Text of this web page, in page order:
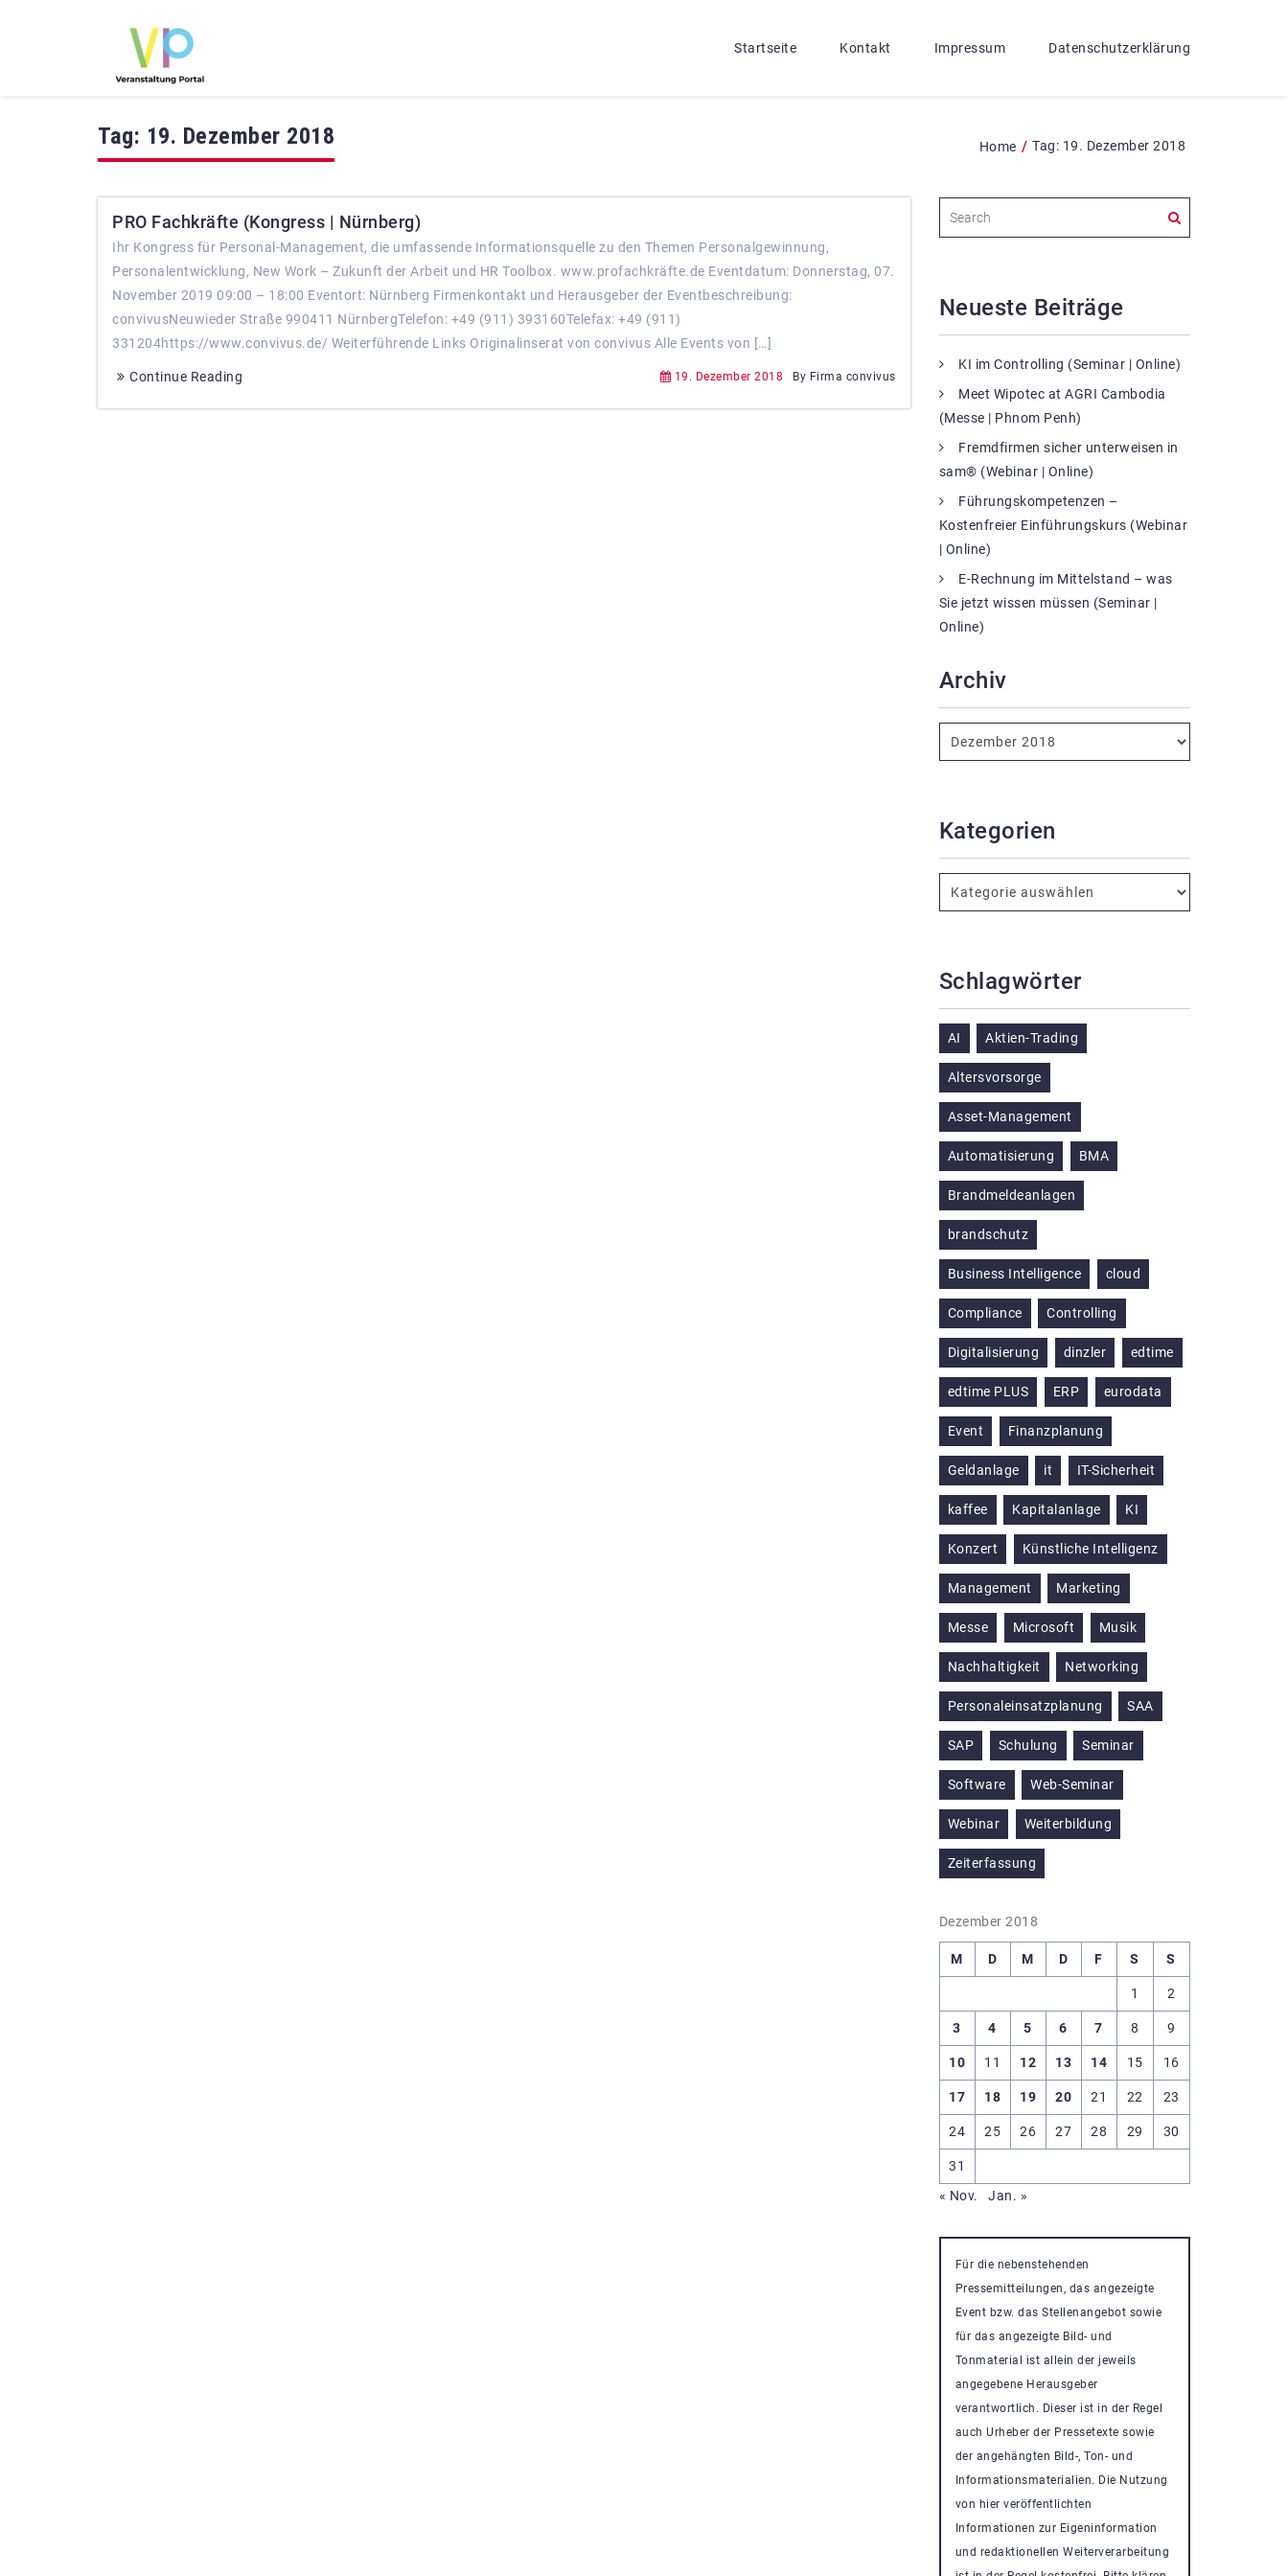
Startseite Kontakt Impressum Datenschutzerklärung
Tag: 19. Dezember 2018 Home / Tag: 19. Dezember 2018
PRO Fachkräfte (Kongress | Nürnberg)
Ihr Kongress für Personal-Management, die umfassende Informationsquelle zu den Themen Personalgewinnung,
Personalentwicklung, New Work – Zukunft der Arbeit und HR Toolbox. www.profachkräfte.de Eventdatum: Donnerstag, 07.
November 2019 09:00 – 18:00 Eventort: Nürnberg Firmenkontakt und Herausgeber der Eventbeschreibung:
convivusNeuwieder Straße 990411 NürnbergTelefon: +49 (911) 393160Telefax: +49 (911)
331204https://www.convivus.de/ Weiterführende Links Originalinserat von convivus Alle Events von […]
Continue Reading 19. Dezember 2018 By Firma convivus
Neueste Beiträge
KI im Controlling (Seminar | Online)
Meet Wipotec at AGRI Cambodia
(Messe | Phnom Penh)
Fremdfirmen sicher unterweisen in
sam® (Webinar | Online)
Führungskompetenzen –
Kostenfreier Einführungskurs (Webinar
| Online)
E-Rechnung im Mittelstand – was
Sie jetzt wissen müssen (Seminar |
Online)
Archiv
Kategorien
Schlagwörter
AI Aktien-Trading
Altersvorsorge
Asset-Management
Automatisierung BMA
Brandmeldeanlagen
brandschutz
Business Intelligence cloud
Compliance Controlling
Digitalisierung dinzler edtime
edtime PLUS ERP eurodata
Event Finanzplanung
Geldanlage it IT-Sicherheit
kaffee Kapitalanlage KI
Konzert Künstliche Intelligenz
Management Marketing
Messe Microsoft Musik
Nachhaltigkeit Networking
Personaleinsatzplanung SAA
SAP Schulung Seminar
Software Web-Seminar
Webinar Weiterbildung
Zeiterfassung
Dezember 2018
M D M D F S S
1 2
3 4 5 6 7 8 9
10 11 12 13 14 15 16
17 18 19 20 21 22 23
24 25 26 27 28 29 30
31
« Nov.
Jan. »
Für die nebenstehenden
Pressemitteilungen, das angezeigte
Event bzw. das Stellenangebot sowie
für das angezeigte Bild- und
Tonmaterial ist allein der jeweils
angegebene Herausgeber
verantwortlich. Dieser ist in der Regel
auch Urheber der Pressetexte sowie
der angehängten Bild-, Ton- und
Informationsmaterialien. Die Nutzung
von hier veröffentlichten
Informationen zur Eigeninformation
und redaktionellen Weiterverarbeitung